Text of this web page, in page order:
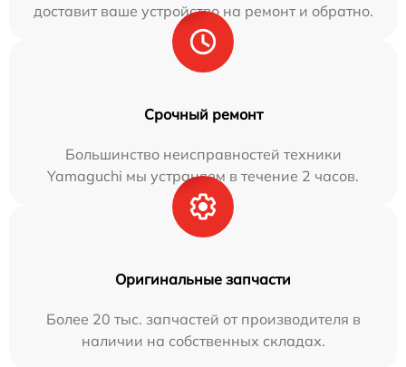
доставит ваше устройство на ремонт и обратно.
Срочный ремонт
Большинство неисправностей техники
Yamaguchi мы устраняем в течение 2 часов.
Оригинальные запчасти
Более 20 тыс. запчастей от производителя в
наличии на собственных складах.